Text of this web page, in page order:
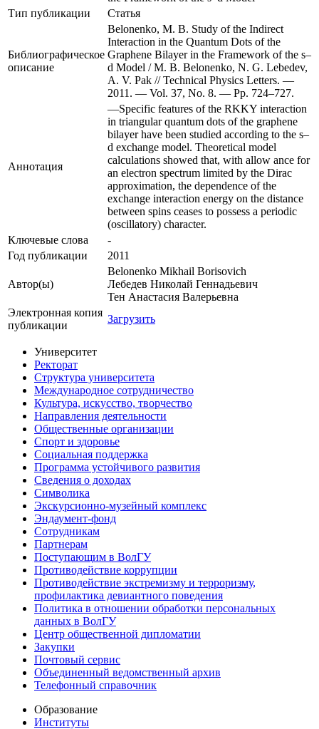
Тип публикации
Статья
Библиографическое
описание
Belonenko, M. B. Study of the Indirect
Interaction in the Quantum Dots of the
Graphene Bilayer in the Framework of the s–
d Model / M. B. Belonenko, N. G. Lebedev,
A. V. Pak // Technical Physics Letters. —
2011. — Vol. 37, No. 8. — Pp. 724–727.
Аннотация
—Specific features of the RKKY interaction
in triangular quantum dots of the graphene
bilayer have been studied according to the s–
d exchange model. Theoretical model
calculations showed that, with allow ance for
an electron spectrum limited by the Dirac
approximation, the dependence of the
exchange interaction energy on the distance
between spins ceases to possess a periodic
(oscillatory) character.
Ключевые cлова
-
Год публикации
2011
Автор(ы)
Belonenko Mikhail Borisovich
Лебедев Николай Геннадьевич
Тен Анастасия Валерьевна
Электронная копия
публикации
Загрузить
Университет
Ректорат
Структура университета
Международное сотрудничество
Культура, искусство, творчество
Направления деятельности
Общественные организации
Спорт и здоровье
Социальная поддержка
Программа устойчивого развития
Сведения о доходах
Символика
Экскурсионно-музейный комплекс
Эндаумент-фонд
Сотрудникам
Партнерам
Поступающим в ВолГУ
Противодействие коррупции
Противодействие экстремизму и терроризму,
профилактика девиантного поведения
Политика в отношении обработки персональных
данных в ВолГУ
Центр общественной дипломатии
Закупки
Почтовый сервис
Объединенный ведомственный архив
Телефонный справочник
Образование
Институты